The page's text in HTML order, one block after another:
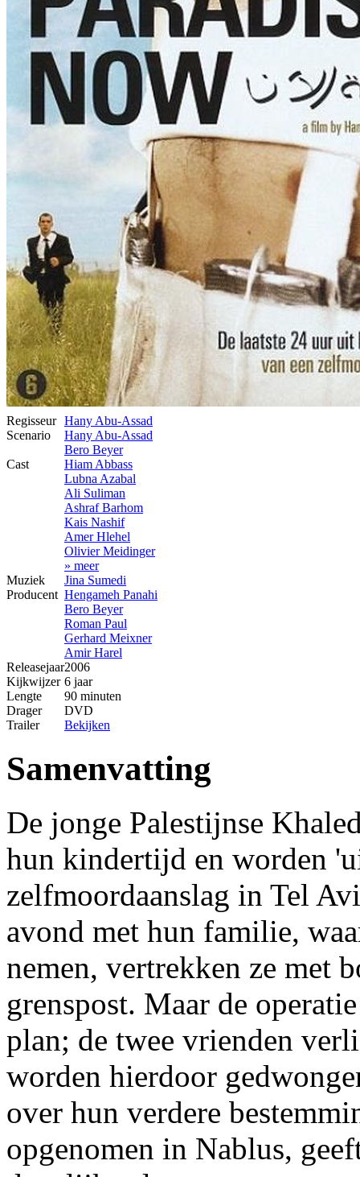
Regisseur Hany Abu-Assad
Scenario
Hany Abu-Assad
Bero Beyer
Cast
Hiam Abbass
Lubna Azabal
Ali Suliman
Ashraf Barhom
Kais Nashif
Amer Hlehel
Olivier Meidinger
» meer
Muziek
Jina Sumedi
Producent Hengameh Panahi
Bero Beyer
Roman Paul
Gerhard Meixner
Amir Harel
Releasejaar2006
Kijkwijzer 6 jaar
Lengte
90 minuten
Drager
DVD
Trailer
Bekijken
Samenvatting
De jonge Palestijnse
hun kindertijd en worden
zelfmoordaanslag in Tel
avond met hun familie,
nemen, vertrekken ze met
grenspost. Maar de
plan; de twee vrienden
worden hierdoor
over hun verdere
opgenomen in Nablus,